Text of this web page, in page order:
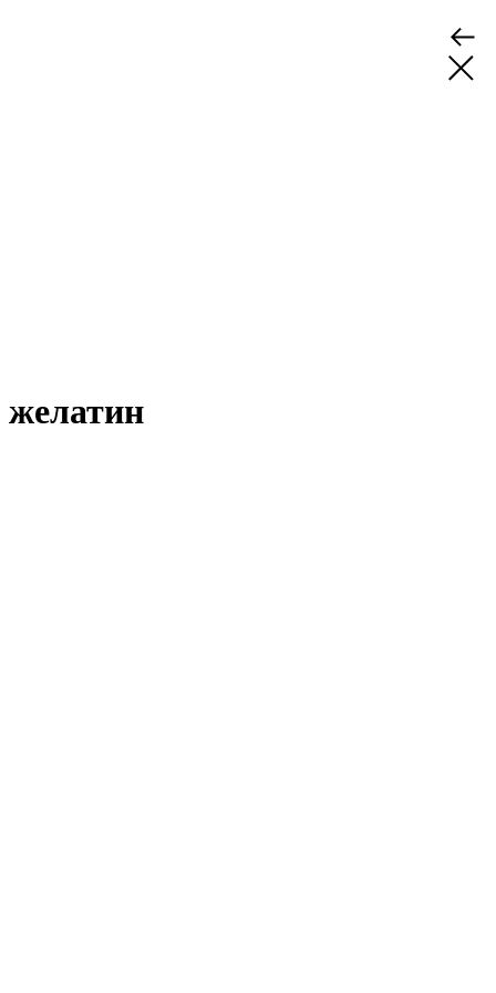
желатин